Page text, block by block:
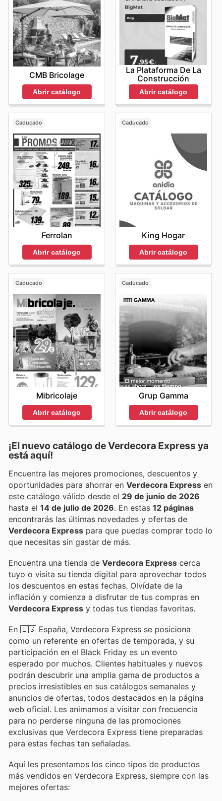
CMB Bricolage
Abrir catálogo
La Plataforma De La
Construcción
Abrir catálogo
Caducado
Ferrolan
Abrir catálogo
Caducado
King Hogar
Abrir catálogo
Caducado
Mibricolaje
Abrir catálogo
Caducado
Grup Gamma
Abrir catálogo
¡El nuevo catálogo deVerdecora Express ya
está aquí!
Encuentra las mejores promociones, descuentos y
oportunidades para ahorrar en Verdecora Express en
este catálogo válido desde el 29 de junio de 2026
hasta el 14 de julio de 2026 . En estas 12 páginas
encontrarás las últimas novedades y ofertas de
Verdecora Express para que puedas comprar todo lo
que necesitas sin gastar de más.
Encuentra una tienda de Verdecora Express cerca
tuyo o visita su tienda digital para aprovechar todos
los descuentos en estas fechas. Olvídate de la
inflación y comienza a disfrutar de tus compras en
Verdecora Express y todas tus tiendas favoritas.
En 🇪🇸 España, Verdecora Express se posiciona
como un referente en ofertas de temporada, y su
participación en el Black Friday es un evento
esperado por muchos. Clientes habituales y nuevos
podrán descubrir una amplia gama de productos a
precios irresistibles en sus catálogos semanales y
anuncios de ofertas, todos destacados en la página
web oficial. Les animamos a visitar con frecuencia
para no perderse ninguna de las promociones
exclusivas que Verdecora Express tiene preparadas
para estas fechas tan señaladas.
Aquí les presentamos los cinco tipos de productos
más vendidos en Verdecora Express, siempre con las
mejores ofertas: